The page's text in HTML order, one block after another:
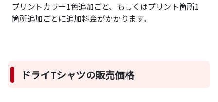
プリントカラー1色追加ごと、もしくはプリント箇所1
箇所追加ごとに追加料金がかかります。
ドライTシャツの販売価格